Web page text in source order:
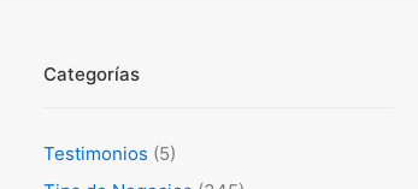
Categorías
Testimonios (5)